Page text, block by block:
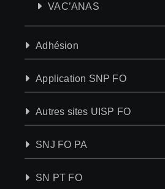
VAC’ANAS
Adhésion
Application SNP FO
Autres sites UISP FO
SNJ FO PA
SN PT FO